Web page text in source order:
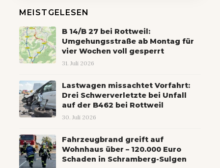
MEISTGELESEN
B 14/B 27 bei Rottweil:
Umgehungsstraße ab Montag für
vier Wochen voll gesperrt
31. Juli 2026
Lastwagen missachtet Vorfahrt:
Drei Schwerverletzte bei Unfall
auf der B462 bei Rottweil
30. Juli 2026
Fahrzeugbrand greift auf
Wohnhaus über – 120.000 Euro
Schaden in Schramberg-Sulgen